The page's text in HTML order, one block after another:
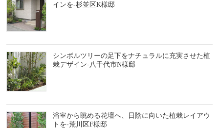
インを-杉並区K様邸
シンボルツリーの足下をナチュラルに充実させた植
栽デザイン-八千代市N様邸
浴室から眺める花壇へ、日陰に向いた植栽レイアウ
トを-荒川区F様邸